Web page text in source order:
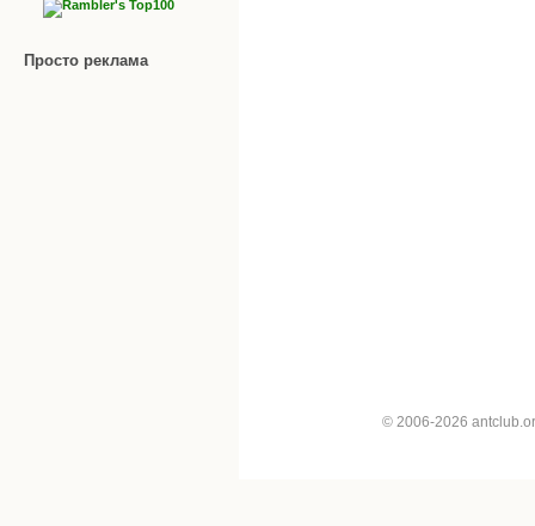
Просто реклама
© 2006-2026